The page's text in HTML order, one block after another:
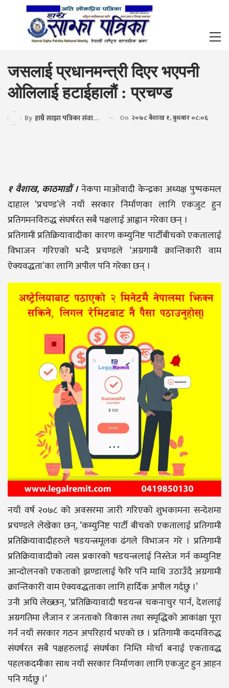
जसलाई प्रधानमन्त्री दिएर भएपनी
ओलिलाई हटाईहालौं : प्रचण्ड
By हाम्रै साझा पत्रिका संवाददाता On २०७८ बैशाख १, बुधबार ०८:०६
१ वैशाख, काठमाडौं । नेकपा माओवादी केन्द्रका अध्यक्ष पुष्पकमल
दाहाल ‘प्रचण्ड’ले नयाँ सरकार निर्माणका लागि एकजुट हुन
प्रतिगमनविरुद्ध संघर्षरत सबै पक्षलाई आह्वान गरेका छन् ।
प्रतिगामी प्रतिक्रियावादीका कारण कम्युनिष्ट पार्टीबीचको एकतालाई
विभाजन गरिएको भन्दै प्रचण्डले ‘अग्रगामी क्रान्तिकारी वाम
ऐक्यवद्धता’का लागि अपील पनि गरेका छन् ।
नयाँ वर्ष २०७८ को अवसरमा जारी गरिएको शुभकामना सन्देशमा
प्रचण्डले लेखेका छन्, ‘कम्युनिष्ट पार्टी बीचको एकतालाई प्रतिगामी
प्रतिक्रियावादीहरुले षडयन्त्रमूलक ढंगले विभाजन गरे । प्रतिगामी
प्रतिक्रियावादीको त्यस प्रकारको षडयन्त्रलाई निस्तेज गर्न कम्युनिष्ट
आन्दोलनको एकताको झण्डालाई फेरि पनि माथि उठाउँदै अग्रगामी
क्रान्तिकारी वाम ऐक्यवद्धताका लागि हार्दिक अपील गर्दछु ।’
उनी अघि लेख्छन्, ‘प्रतिक्रियावादी षडयन्त्र चकनाचुर पार्न, देशलाई
अग्रगतिमा लैजान र जनताको विकास तथा समृद्धिको आकांक्षा पूरा
गर्न नयाँ सरकार गठन अपरिहार्य भएको छ । प्रतिगामी कदमविरुद्ध
संघर्षरत सबै पक्षहरुलाई संघर्षका निम्ति मोर्चा बनाई एकतावद्ध
पहलकदमीका साथ नयाँ सरकार निर्माणका लागि एकजुट हुन आहन
पनि गर्दछु ।’